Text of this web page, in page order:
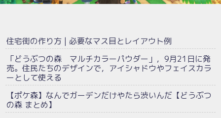
住宅街の作り方 | 必要なマス目とレイアウト例
「どうぶつの森 マルチカラーパウダー」，9月21日に発
売。住民たちのデザインで，アイシャドウやフェイスカラ
ーとして使える
【ポケ森】なんでガーデンだけやたら渋いんだ【どうぶつ
の森 まとめ】